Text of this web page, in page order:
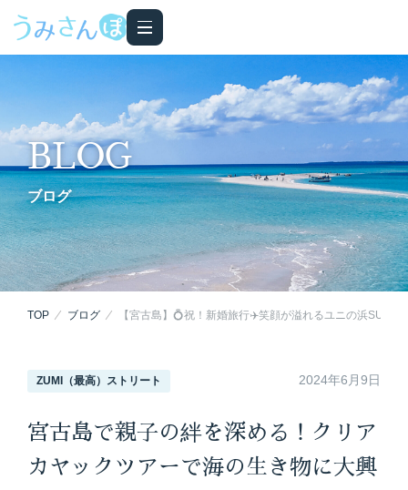
BLOG
ブログ
TOP ブログ 【宮古島】💍祝！新婚旅行✈️笑顔が溢れるユニの浜SUPツ
ZUMI（最高）ストリート 2024年6月9日
宮古島で親子の絆を深める！クリア
カヤックツアーで海の生き物に大興